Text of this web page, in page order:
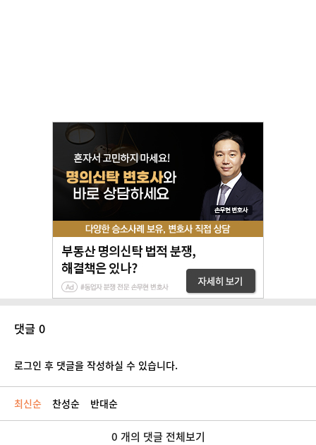
댓글 0
로그인 후 댓글을 작성하실 수 있습니다.
최신순 찬성순 반대순
0 개의 댓글 전체보기